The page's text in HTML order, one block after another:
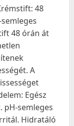
48
48 órán át
A
Egész
pH-semleges
Hidratáló